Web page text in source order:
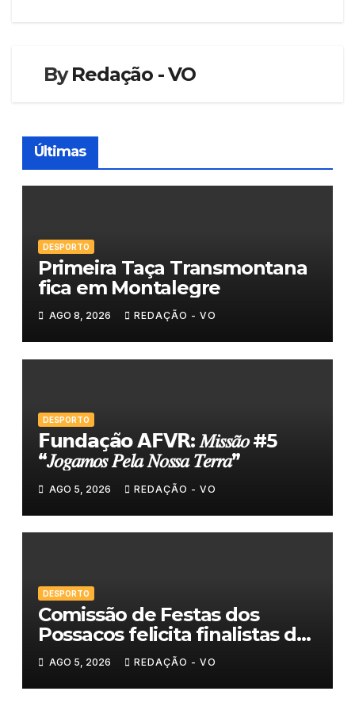
ByRedação - VO
Últimas
DESPORTO
Primeira Taça Transmontana
fica em Montalegre
AGO 8, 2026 REDAÇÃO - VO
DESPORTO
𝗙𝘂𝗻𝗱𝗮𝗰̧𝗮̃𝗼 𝗔𝗙𝗩𝗥: 𝑀𝑖𝑠𝑠𝑎̃𝑜 #5
“𝐽𝑜𝑔𝑎𝑚𝑜𝑠 𝑃𝑒𝑙𝑎 𝑁𝑜𝑠𝑠𝑎 𝑇𝑒𝑟𝑟𝑎”
AGO 5, 2026 REDAÇÃO - VO
DESPORTO
Comissão de Festas dos
Possacos felicita finalistas do
Torneio de Sueca
AGO 5, 2026 REDAÇÃO - VO